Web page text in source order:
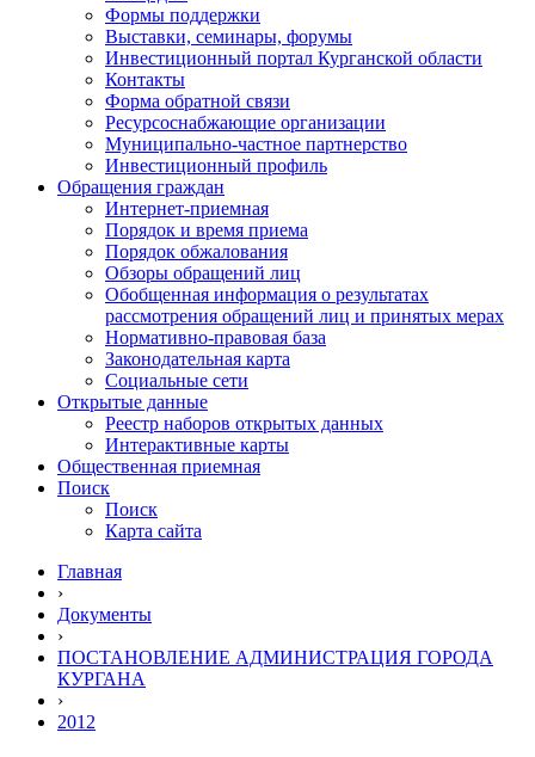
Формы поддержки
Выставки, семинары, форумы
Инвестиционный портал Курганской области
Контакты
Форма обратной связи
Ресурсоснабжающие организации
Муниципально-частное партнерство
Инвестиционный профиль
Обращения граждан
Интернет-приемная
Порядок и время приема
Порядок обжалования
Обзоры обращений лиц
Обобщенная информация о результатах
рассмотрения обращений лиц и принятых мерах
Нормативно-правовая база
Законодательная карта
Социальные сети
Открытые данные
Реестр наборов открытых данных
Интерактивные карты
Общественная приемная
Поиск
Поиск
Карта сайта
Главная
›
Документы
›
ПОСТАНОВЛЕНИЕ АДМИНИСТРАЦИЯ ГОРОДА
КУРГАНА
›
2012